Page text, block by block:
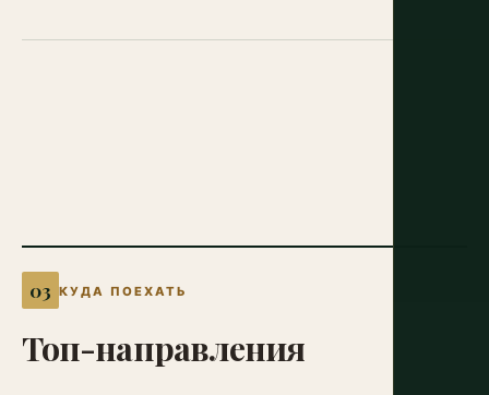
КУДА ПОЕХАТЬ
Топ-направления